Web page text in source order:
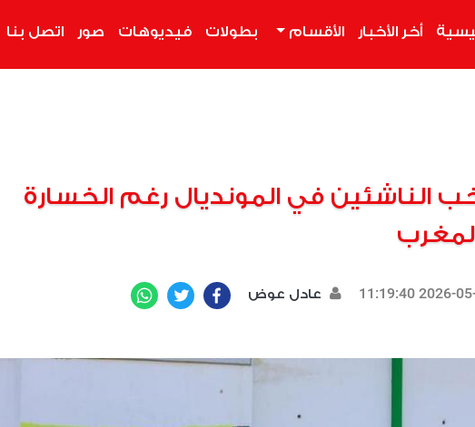
أخر الأخبار الأقسام بطولات فيديوهات صور اتصل بنا
الناشئين في المونديال رغم الخسارة
2026-05-19 عادل عوض Facebook
Twitter